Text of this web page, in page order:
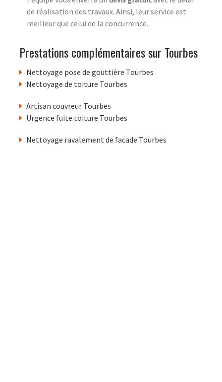
de réalisation des travaux. Ainsi, leur service est
meilleur que celui de la concurrence.
Prestations complémentaires sur Tourbes
Nettoyage pose de gouttière Tourbes
Nettoyage de toiture Tourbes
Artisan couvreur Tourbes
Urgence fuite toiture Tourbes
Nettoyage ravalement de facade Tourbes